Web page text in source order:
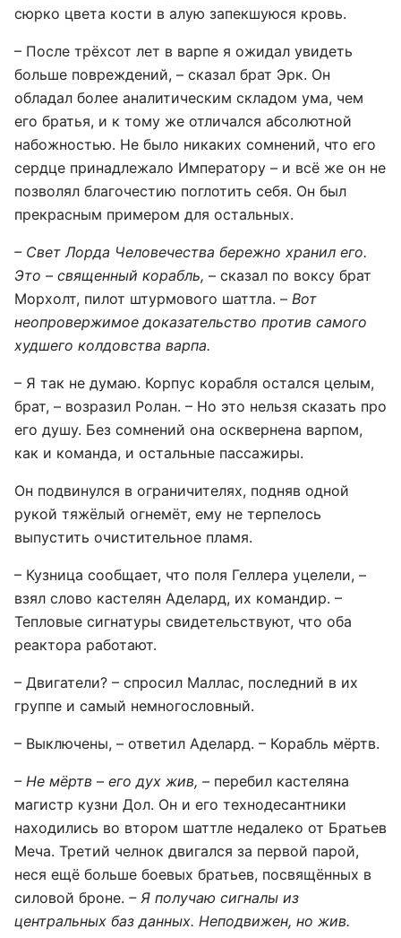
сюрко цвета кости в алую запекшуюся кровь.
– После трёхсот лет в варпе я ожидал увидеть
больше повреждений, – сказал брат Эрк. Он
обладал более аналитическим складом ума, чем
его братья, и к тому же отличался абсолютной
набожностью. Не было никаких сомнений, что его
сердце принадлежало Императору – и всё же он не
позволял благочестию поглотить себя. Он был
прекрасным примером для остальных.
– Свет Лорда Человечества бережно хранил его.
Это – священный корабль, – сказал по воксу брат
Морхолт, пилот штурмового шаттла. – Вот
неопровержимое доказательство против самого
худшего колдовства варпа.
– Я так не думаю. Корпус корабля остался целым,
брат, – возразил Ролан. – Но это нельзя сказать про
его душу. Без сомнений она осквернена варпом,
как и команда, и остальные пассажиры.
Он подвинулся в ограничителях, подняв одной
рукой тяжёлый огнемёт, ему не терпелось
выпустить очистительное пламя.
– Кузница сообщает, что поля Геллера уцелели, –
взял слово кастелян Аделард, их командир. –
Тепловые сигнатуры свидетельствуют, что оба
реактора работают.
– Двигатели? – спросил Маллас, последний в их
группе и самый немногословный.
– Выключены, – ответил Аделард. – Корабль мёртв.
– Не мёртв – его дух жив, – перебил кастеляна
магистр кузни Дол. Он и его технодесантники
находились во втором шаттле недалеко от Братьев
Меча. Третий челнок двигался за первой парой,
неся ещё больше боевых братьев, посвящённых в
силовой броне. – Я получаю сигналы из
центральных баз данных. Неподвижен, но жив.